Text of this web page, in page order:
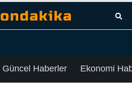
Güncel Haberler Ekonomi